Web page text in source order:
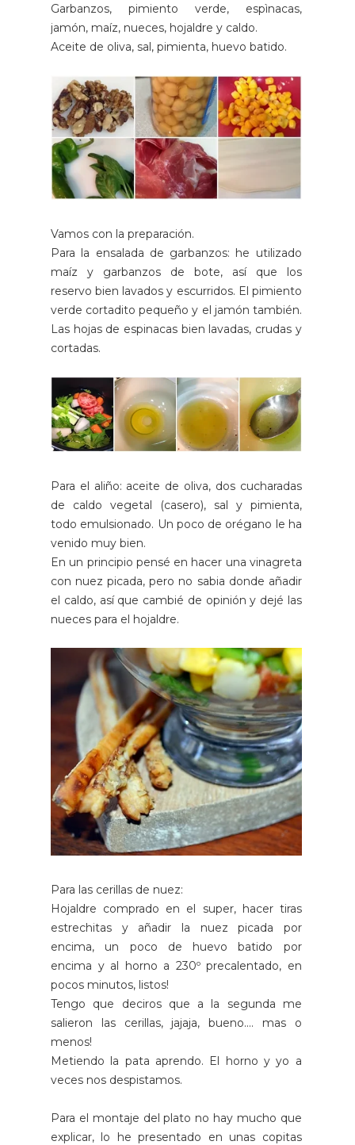
Garbanzos, pimiento verde, espìnacas,
jamón, maíz, nueces, hojaldre y caldo.
Aceite de oliva, sal, pimienta, huevo batido.
Vamos con la preparación.
Para la ensalada de garbanzos: he utilizado
maíz y garbanzos de bote, así que los
reservo bien lavados y escurridos. El pimiento
verde cortadito pequeño y el jamón también.
Las hojas de espinacas bien lavadas, crudas y
cortadas.
Para el aliño: aceite de oliva, dos cucharadas
de caldo vegetal (casero), sal y pimienta,
todo emulsionado. Un poco de orégano le ha
venido muy bien.
En un principio pensé en hacer una vinagreta
con nuez picada, pero no sabia donde añadir
el caldo, así que cambié de opinión y dejé las
nueces para el hojaldre.
Para las cerillas de nuez:
Hojaldre comprado en el super, hacer tiras
estrechitas y añadir la nuez picada por
encima, un poco de huevo batido por
encima y al horno a 230º precalentado, en
pocos minutos, listos!
Tengo que deciros que a la segunda me
salieron las cerillas, jajaja, bueno.... mas o
menos!
Metiendo la pata aprendo. El horno y yo a
veces nos despistamos.
Para el montaje del plato no hay mucho que
explicar, lo he presentado en unas copitas